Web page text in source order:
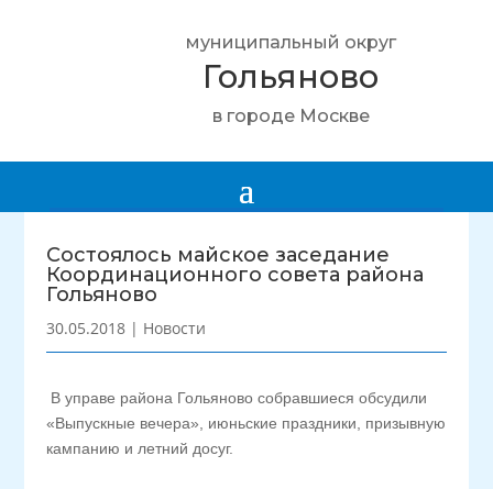
муниципальный округ
Гольяново
в городе Москве
Состоялось майское заседание
Координационного совета района
Гольяново
30.05.2018 | Новости
В управе района Гольяново собравшиеся обсудили
«Выпускные вечера», июньские праздники, призывную
кампанию и летний досуг.